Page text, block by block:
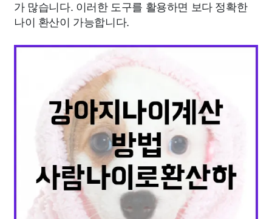
가 많습니다. 이러한 도구를 활용하면 보다 정확한
나이 환산이 가능합니다.